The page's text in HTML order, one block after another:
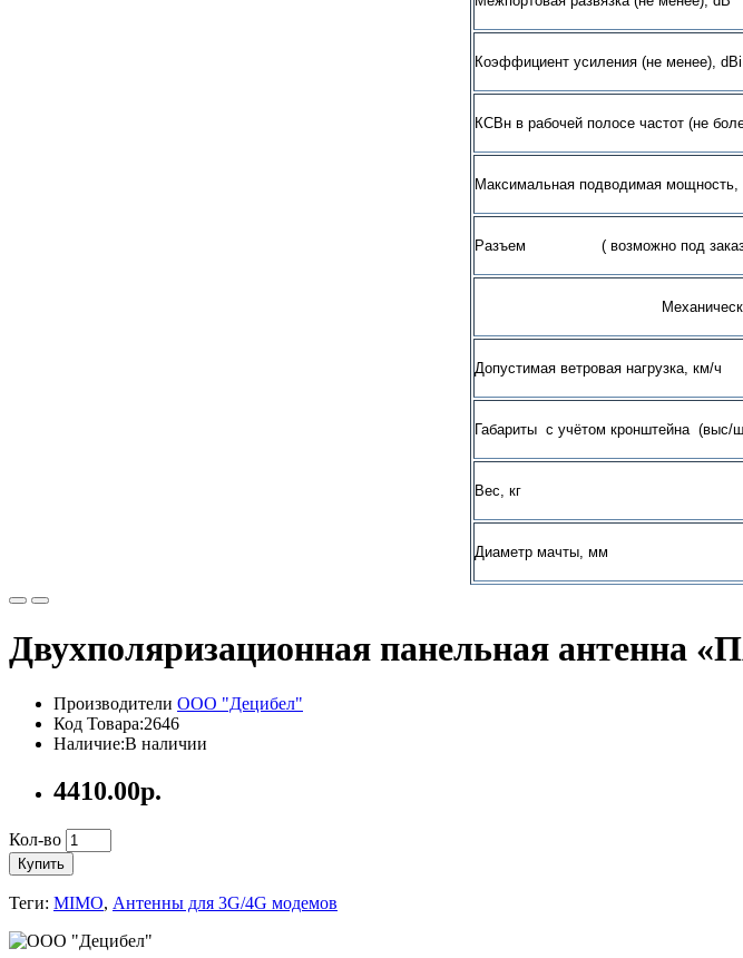
Коэффициент усиления (не менее), dBi
КСВн в рабочей полосе частот (не
Максимальная подводимая мощность,
Разъем ( возможно под
Допустимая ветровая нагрузка, км/ч
Габариты с учётом кронштейна (выс/
Вес, кг
Диаметр мачты, мм
Двухполяризационная панельная антенна
Производители ООО "Децибел"
Код Товара:2646
Наличие:В наличии
4410.00р.
Кол-во
Купить
Теги: MIMO, Антенны для 3G/4G модемов